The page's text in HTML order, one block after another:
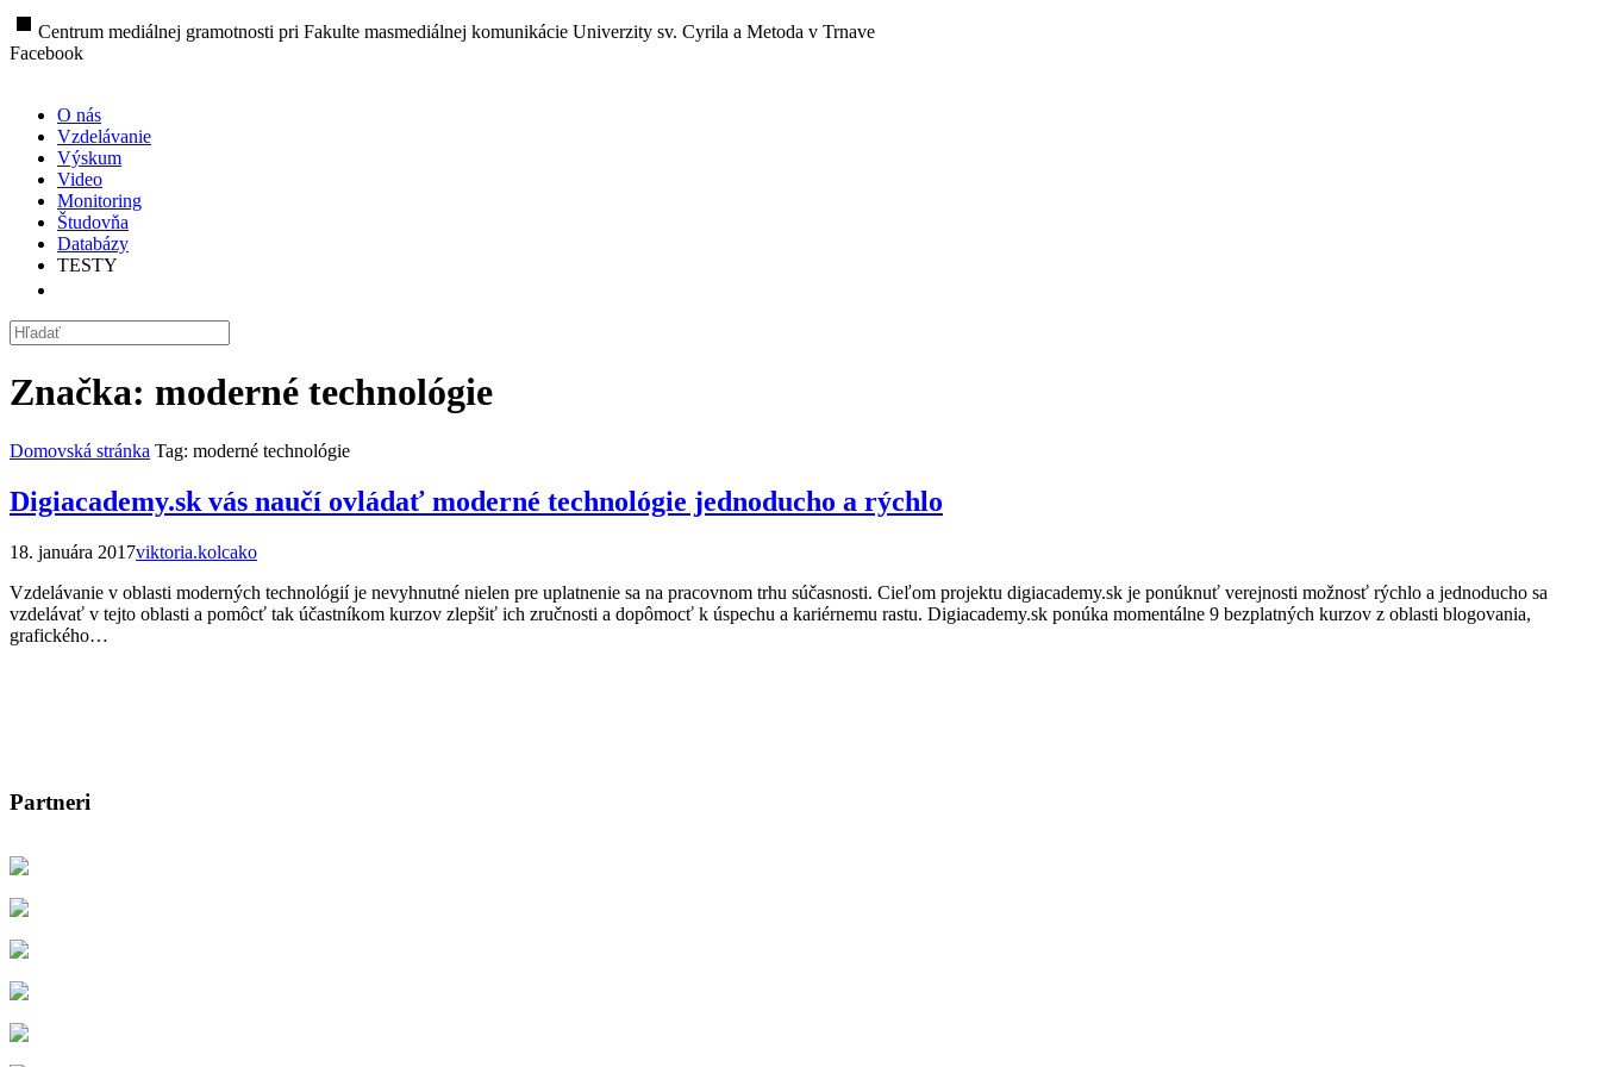
stop Centrum mediálnej gramotnosti pri Fakulte masmediálnej komunikácie Univerzity sv. Cyrila a Metoda v Trnave
Facebook
O nás
Vzdelávanie
Výskum
Video
Monitoring
Študovňa
Databázy
TESTY
Značka: moderné technológie
Domovská stránka Tag: moderné technológie
Digiacademy.sk vás naučí ovládať moderné technológie jednoducho a rýchlo
18. januára 2017viktoria.kolcako
Vzdelávanie v oblasti moderných technológií je nevyhnutné nielen pre uplatnenie sa na pracovnom trhu súčasnosti. Cieľom projektu digiacademy.sk je ponúknuť verejnosti možnosť rýchlo a jednoducho sa
vzdelávať v tejto oblasti a pomôcť tak účastníkom kurzov zlepšiť ich zručnosti a dopômocť k úspechu a kariérnemu rastu. Digiacademy.sk ponúka momentálne 9 bezplatných kurzov z oblasti blogovania,
grafického…
Partneri